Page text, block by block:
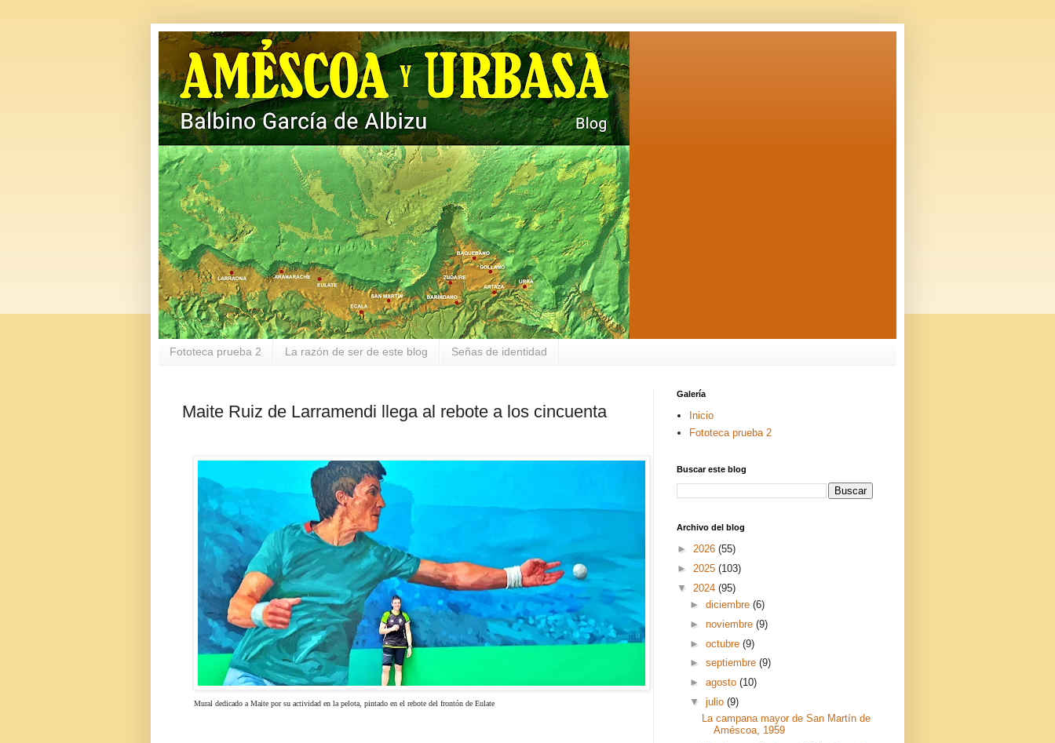
Fototeca prueba 2 La razón de ser de este blog Señas de identidad
Maite Ruiz de Larramendi llega al rebote a los cincuenta
Mural dedicado a Maite por su actividad en la pelota, pintado en el rebote del frontón de Eulate
Galería
Inicio
Fototeca prueba 2
Buscar este blog
Archivo del blog
► 2026 (55)
► 2025 (103)
▼ 2024 (95)
► diciembre (6)
► noviembre (9)
► octubre (9)
► septiembre (9)
► agosto (10)
▼ julio (9)
La campana mayor de San Martín de
Améscoa, 1959